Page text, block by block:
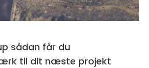
til dit næste projekt